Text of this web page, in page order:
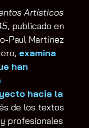
Artísticos
, publicado en
Paul Martínez
examina
han
hacia la
de los textos
profesionales